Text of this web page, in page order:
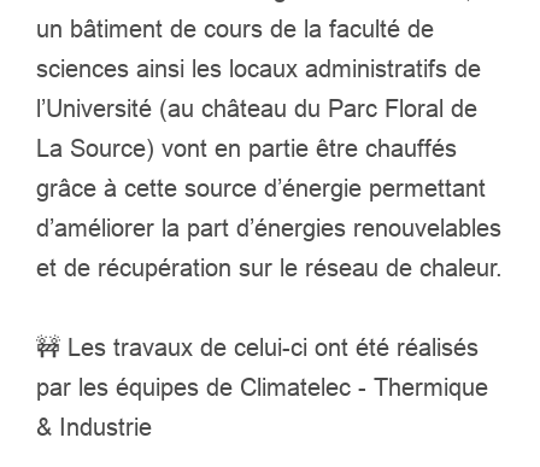
un bâtiment de cours de la faculté de
sciences ainsi les locaux administratifs de
l’Université (au château du Parc Floral de
La Source) vont en partie être chauffés
grâce à cette source d’énergie permettant
d’améliorer la part d’énergies renouvelables
et de récupération sur le réseau de chaleur.
🚧 Les travaux de celui-ci ont été réalisés
par les équipes de Climatelec - Thermique
& Industrie